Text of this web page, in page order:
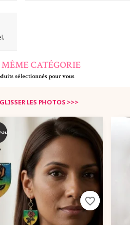
CATÉGORIE
sélectionnés pour vous
favorite_border
favorite_border